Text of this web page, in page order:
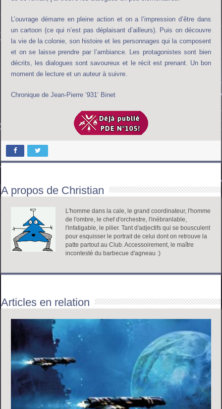
L’ouvrage démarre en pleine action et on a l’impression d’être dans
un cartoon (ce qui n’est pas déplaisant d’ailleurs). Puis on découvre
la vie de la colonie, son histoire et les personnages qui la composent
et on se laisse prendre par l’ambiance. Les protagonistes sont bien
décrits, les dialogues sont savoureux et le récit est prenant. Un bon
moment de lecture et un auteur à suivre.
Chronique de Jean-Pierre ‘931’ Binet
A propos de Christian
L'homme dans la cale, le grand coordinateur, l'homme
de l'ombre, le chef d'orchestre, l'inébranlable,
l'infatigable, le pilier. Tant d'adjectifs qui se bousculent
pour esquisser le portrait de celui dont on retrouve la
patte partout au Club. Accessoirement, le maître
incontesté du barbecue d'agneau :)
Articles en relation